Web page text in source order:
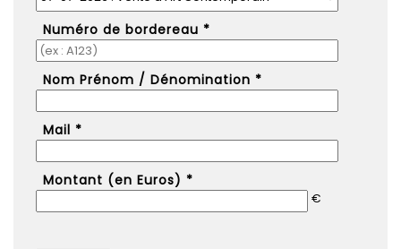
Numéro de bordereau *
Nom Prénom / Dénomination *
Mail *
Montant (en Euros) *
€